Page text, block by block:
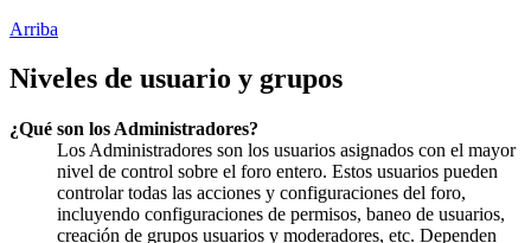
Arriba
Niveles de usuario y grupos
¿Qué son los Administradores?
Los Administradores son los usuarios asignados con el mayor
nivel de control sobre el foro entero. Estos usuarios pueden
controlar todas las acciones y configuraciones del foro,
incluyendo configuraciones de permisos, baneo de usuarios,
creación de grupos usuarios y moderadores, etc. Dependen